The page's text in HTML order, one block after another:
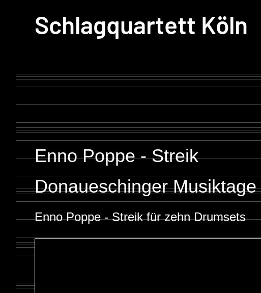
Schlagquartett Köln
Enno Poppe - Streik
Donaueschinger
Enno Poppe - Streik für zehn Drumsets